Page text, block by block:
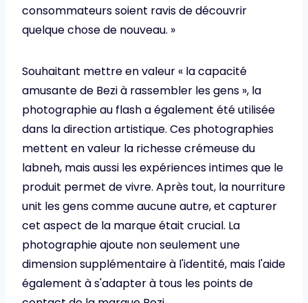
consommateurs soient ravis de découvrir
quelque chose de nouveau. »
Souhaitant mettre en valeur « la capacité
amusante de Bezi à rassembler les gens », la
photographie au flash a également été utilisée
dans la direction artistique. Ces photographies
mettent en valeur la richesse crémeuse du
labneh, mais aussi les expériences intimes que le
produit permet de vivre. Après tout, la nourriture
unit les gens comme aucune autre, et capturer
cet aspect de la marque était crucial. La
photographie ajoute non seulement une
dimension supplémentaire à l'identité, mais l'aide
également à s'adapter à tous les points de